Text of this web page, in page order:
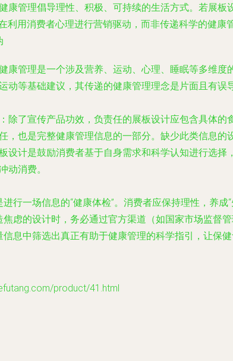
康管理倡导理性、积极、可持续的生活方式。若展
利用消费者心理进行营销驱动，而非传递科学的健
健康管理是一个涉及营养、运动、心理、睡眠等多维
动等基础建议，其传递的健康管理理念是片面且有
：除了宣传产品功效，负责任的展板设计应包含具体
，也是完整健康管理信息的一部分。缺少此类信息的
板设计是鼓励消费者基于自身需求和科学认知进行选择
动消费。
行一场信息的“健康体检”。消费者应保持理性，养
虑的设计时，务必通过官方渠道（如国家市场监督
息中筛选出真正有助于健康管理的科学指引，让保
product/41.html